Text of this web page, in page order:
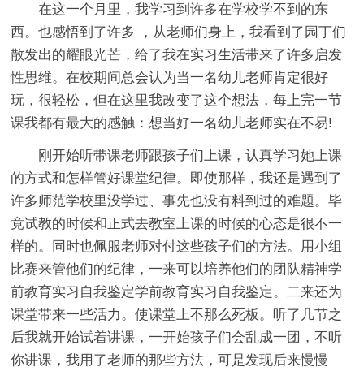
在这一个月里，我学习到许多在学校学不到的东
西。也感悟到了许多 ，从老师们身上，我看到了园丁们
散发出的耀眼光芒，给了我在实习生活带来了许多启发
性思维。在校期间总会认为当一名幼儿老师肯定很好
玩，很轻松，但在这里我改变了这个想法，每上完一节
课我都有最大的感触：想当好一名幼儿老师实在不易!
刚开始听带课老师跟孩子们上课，认真学习她上课
的方式和怎样管好课堂纪律。即使那样，我还是遇到了
许多师范学校里没学过、事先也没有料到过的难题。毕
竟试教的时候和正式去教室上课的时候的心态是很不一
样的。同时也佩服老师对付这些孩子们的方法。用小组
比赛来管他们的纪律，一来可以培养他们的团队精神学
前教育实习自我鉴定学前教育实习自我鉴定。二来还为
课堂带来一些活力。使课堂上不那么死板。听了几节之
后我就开始试着讲课，一开始孩子们会乱成一团，不听
你讲课，我用了老师的那些方法，可是发现后来慢慢